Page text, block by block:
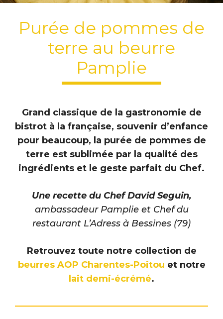
Purée de pommes de
terre au beurre
Pamplie
Grand classique de la gastronomie de
bistrot à la française, souvenir d’enfance
pour beaucoup, la purée de pommes de
terre est sublimée par la qualité des
ingrédients et le geste parfait du Chef.
Une recette du Chef David Seguin,
ambassadeur Pamplie et Chef du
restaurant L’Adress à Bessines (79)
Retrouvez toute notre collection de
beurres AOP Charentes-Poitou et notre
lait demi-écrémé.